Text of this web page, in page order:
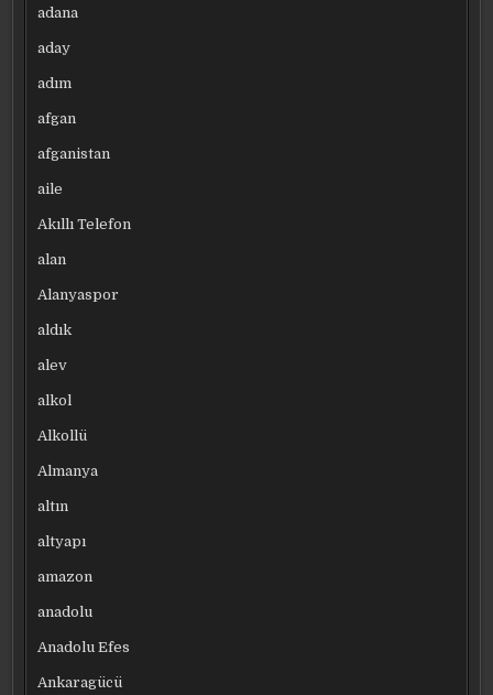
adana
aday
adım
afgan
afganistan
aile
Akıllı Telefon
alan
Alanyaspor
aldık
alev
alkol
Alkollü
Almanya
altın
altyapı
amazon
anadolu
Anadolu Efes
Ankaragücü